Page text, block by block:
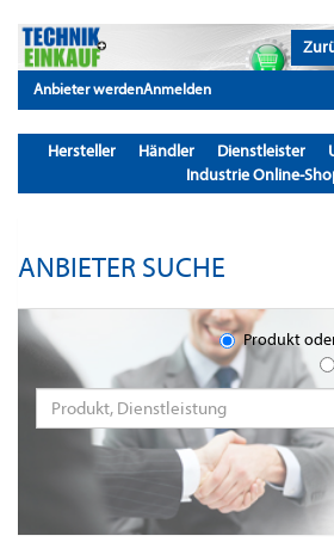
Anbieter werdenAnmelden
Hersteller Händler Dienstleister
Industrie Online-
ANBIETER SUCHE
Produkt